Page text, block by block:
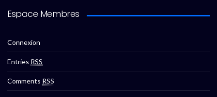
Espace Membres
Connexion
Entries RSS
Comments RSS